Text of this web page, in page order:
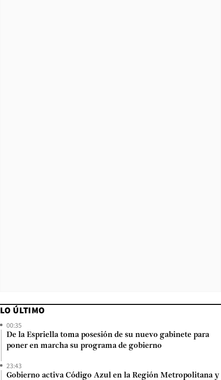
LO ÚLTIMO
00:35
De la Espriella toma posesión de su nuevo gabinete para
poner en marcha su programa de gobierno
23:43
Gobierno activa Código Azul en la Región Metropolitana y